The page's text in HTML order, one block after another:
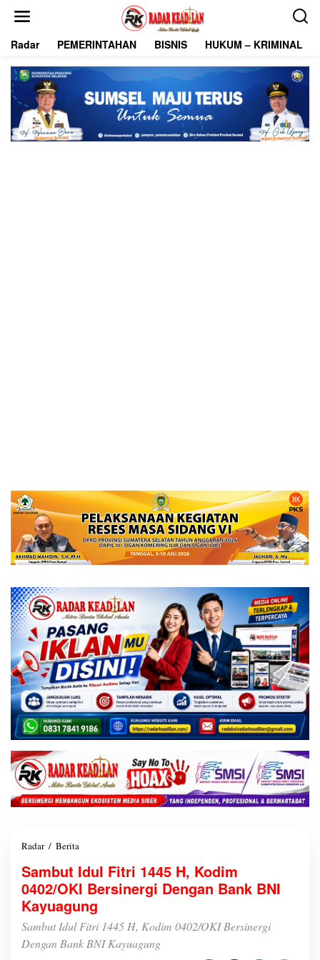
Radar PEMERINTAHAN BISNIS HUKUM – KRIMINAL
Radar / Berita
m
b
u
t
I
u
Sambut Idul Fitri 1445 H, Kodim
0402/OKI Bersinergi Dengan Bank BNI
Kayuagung
Sambut Idul Fitri 1445 H, Kodim 0402/OKI Bersinergi
Dengan Bank BNI Kayuagung